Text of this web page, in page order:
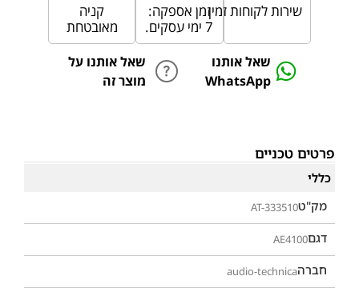
קניה
מאובטחת
זמן אספקה:
7 ימי עסקים.
שירות לקוחות זמין
שאל אותנו
WhatsApp
שאל אותנו על
מוצר זה
פרטים טכניים
כללי
מק"טAT-333510
דגםAE4100
חברהaudio-technica